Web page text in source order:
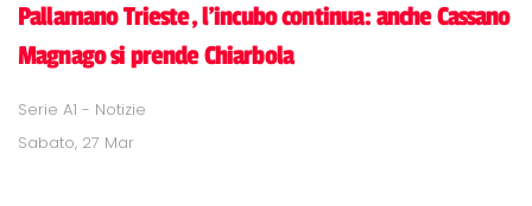
Pallamano Trieste, l'incubo continua: anche Cassano
Magnago si prende Chiarbola
Serie A1 - Notizie
Sabato, 27 Mar